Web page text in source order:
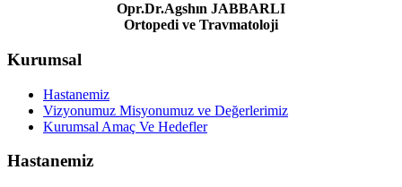
Opr.Dr.Agshın JABBARLI
Ortopedi ve Travmatoloji
Kurumsal
Hastanemiz
Vizyonumuz Misyonumuz ve Değerlerimiz
Kurumsal Amaç Ve Hedefler
Hastanemiz